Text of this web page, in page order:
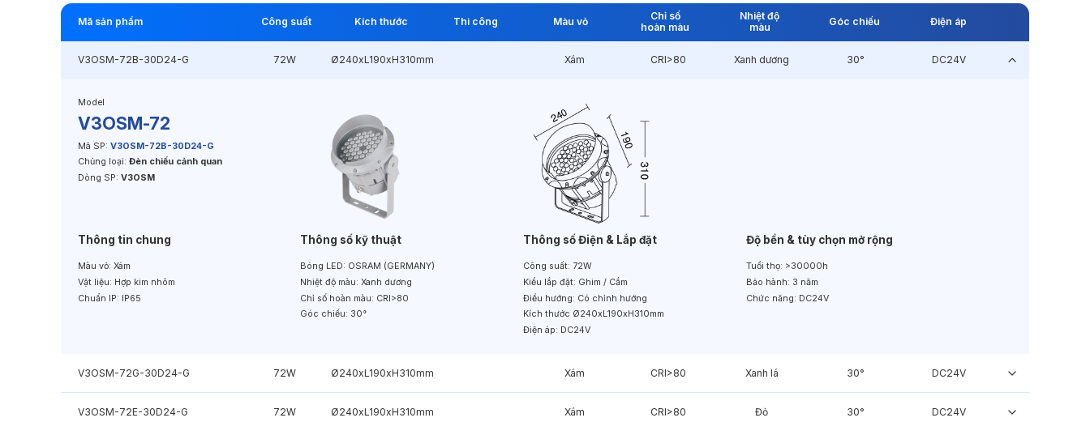
Mã sản phẩm Công suất Kích thước Thi công Màu vỏ
Chỉ số
hoàn màu
Nhiệt độ
màu
Góc chiếu Điện áp
V3OSM-72B-30D24-G 72W Ø240xL190xH310mm Xám CRI>80 Xanh dương 30° DC24V
Model
V3OSM-72
Mã SP: V3OSM-72B-30D24-G
Chủng loại: Đèn chiếu cảnh quan
Dòng SP: V3OSM
Thông tin chung
Màu vỏ: Xám
Vật liệu: Hợp kim nhôm
Chuẩn IP: IP65
Thông số kỹ thuật
Bóng LED: OSRAM (GERMANY)
Nhiệt độ màu: Xanh dương
Chỉ số hoàn màu: CRI>80
Góc chiếu: 30°
Thông số Điện & Lắp đặt
Công suất: 72W
Kiểu lắp đặt: Ghim / Cắm
Điều hướng: Có chỉnh hướng
Kích thước Ø240xL190xH310mm
Điện áp: DC24V
Độ bền & tùy chọn mở rộng
Tuổi thọ: >30000h
Bảo hành: 3 năm
Chức năng: DC24V
V3OSM-72G-30D24-G 72W Ø240xL190xH310mm Xám CRI>80 Xanh lá 30° DC24V
V3OSM-72E-30D24-G 72W Ø240xL190xH310mm Xám CRI>80 Đỏ 30° DC24V